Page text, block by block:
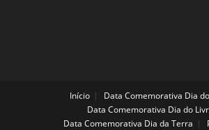
Início
Data Comemorativa Dia
Data Comemorativa Dia do
Data Comemorativa Dia da Terra